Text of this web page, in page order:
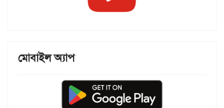
মোবাইল অ্যাপ